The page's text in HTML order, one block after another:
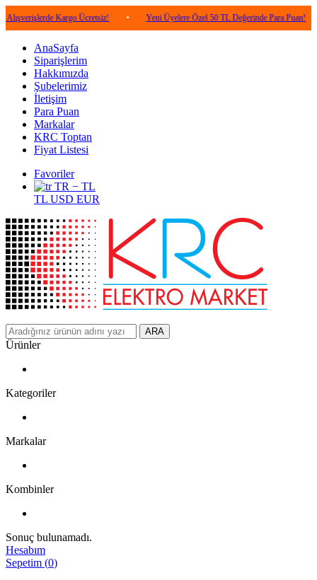
Kargo Ücretsiz! • Yeni Üyelere Özel 50 TL Değerinde Para Puan! •
AnaSayfa
Siparişlerim
Hakkımızda
Şubelerimiz
İletişim
Para Puan
Markalar
KRC Toptan
Fiyat Listesi
Favoriler
TR − TL
TL USD EUR
ARA
Ürünler
Kategoriler
Markalar
Kombinler
Sonuç bulunamadı.
Hesabım
Sepetim (0)